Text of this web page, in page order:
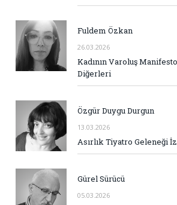
Fuldem Özkan
26.03.2026
Kadının Varoluş
Diğerleri
Özgür Duygu Durgun
13.03.2026
Asırlık Tiyatro Geleneği
Gürel Sürücü
05.03.2026